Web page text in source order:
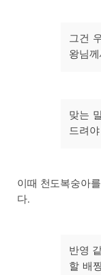
그건
왕님
맞는
드려
이때 천도복숭아
다.
반영
할 배